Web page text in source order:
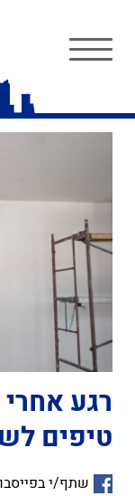
רגע
טיפים
שתף/י